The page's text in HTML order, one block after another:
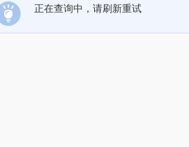
正在查询中，请刷新重试